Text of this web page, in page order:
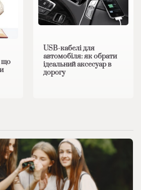
що
USB-кабелі для
автомобіля: як обрати
ідеальний аксесуар в
дорогу